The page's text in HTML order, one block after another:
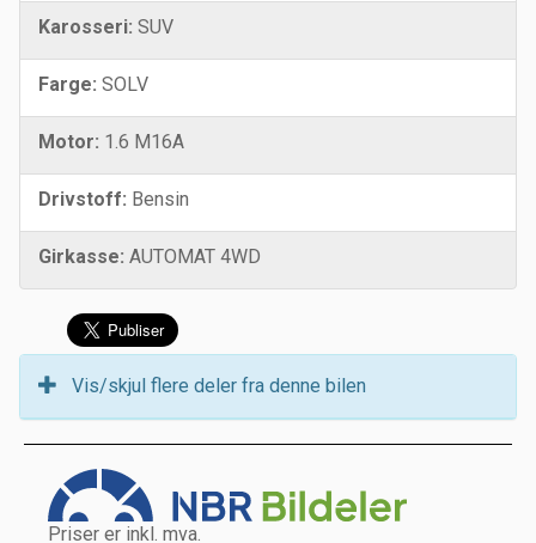
Karosseri: SUV
Farge: SOLV
Motor: 1.6 M16A
Drivstoff: Bensin
Girkasse: AUTOMAT 4WD
Vis/skjul flere deler fra denne bilen
Priser er inkl. mva.